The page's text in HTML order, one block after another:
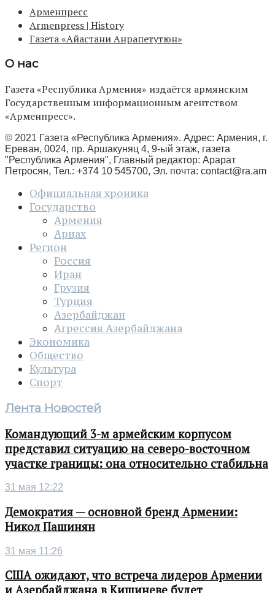
Арменпресс
Armenpress | History
Газета «Айастани Анрапетутюн»
О нас
Газета «Республика Армения» издаётся армянским
Государственным информационным агентством
«Арменпресс».
© 2021 Газета «Республика Армения». Адрес: Армения, г.
Ереван, 0024, пр. Аршакуняц 4, 9-ый этаж, газета
"Республика Армения", Главный редактор: Арарат
Петросян, Тел.: +374 10 545700, Эл. почта: contact@ra.am
Официальная хроника
Государство
Армения
Арцах
Регион
Россия
Иран
Грузия
Турция
Азербайджан
Агрессия Азербайджана
Экономика
Общество
Культура
Спорт
Лента Новостей
Командующий 3-м армейским корпусом
представил ситуацию на северо-восточном
участке границы: она относительно стабильна
31 мая 12:22
Демократия — основной бренд Армении:
Никол Пашинян
31 мая 11:26
США ожидают, что встреча лидеров Армении